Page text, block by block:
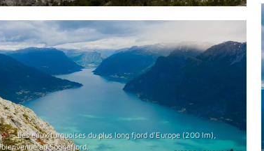
14- Les eaux turquoises du plus long fjord d'Europe (200 lm),
bienvenue au Sognefjord.